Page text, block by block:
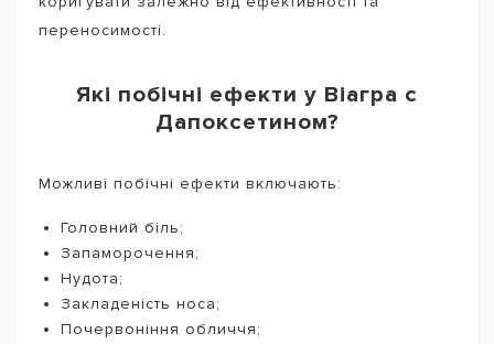
переносимості.
Які побічні ефекти у Віагра с
Дапоксетином?
Можливі побічні ефекти включають:
Головний біль;
Запаморочення;
Нудота;
Закладеність носа;
Почервоніння обличчя;